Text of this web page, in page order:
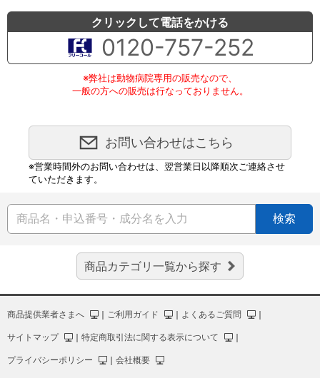
クリックして電話をかける
0120-757-252
※弊社は動物病院専用の販売なので、
一般の方への販売は行なっておりません。
お問い合わせはこちら
※営業時間外のお問い合わせは、翌営業日以降順次ご連絡させ
ていただきます。
検索
商品カテゴリ一覧から探す
商品提供業者さまへ ｜ ご利用ガイド ｜ よくあるご質問 ｜
サイトマップ ｜ 特定商取引法に関する表示について ｜
プライバシーポリシー ｜ 会社概要